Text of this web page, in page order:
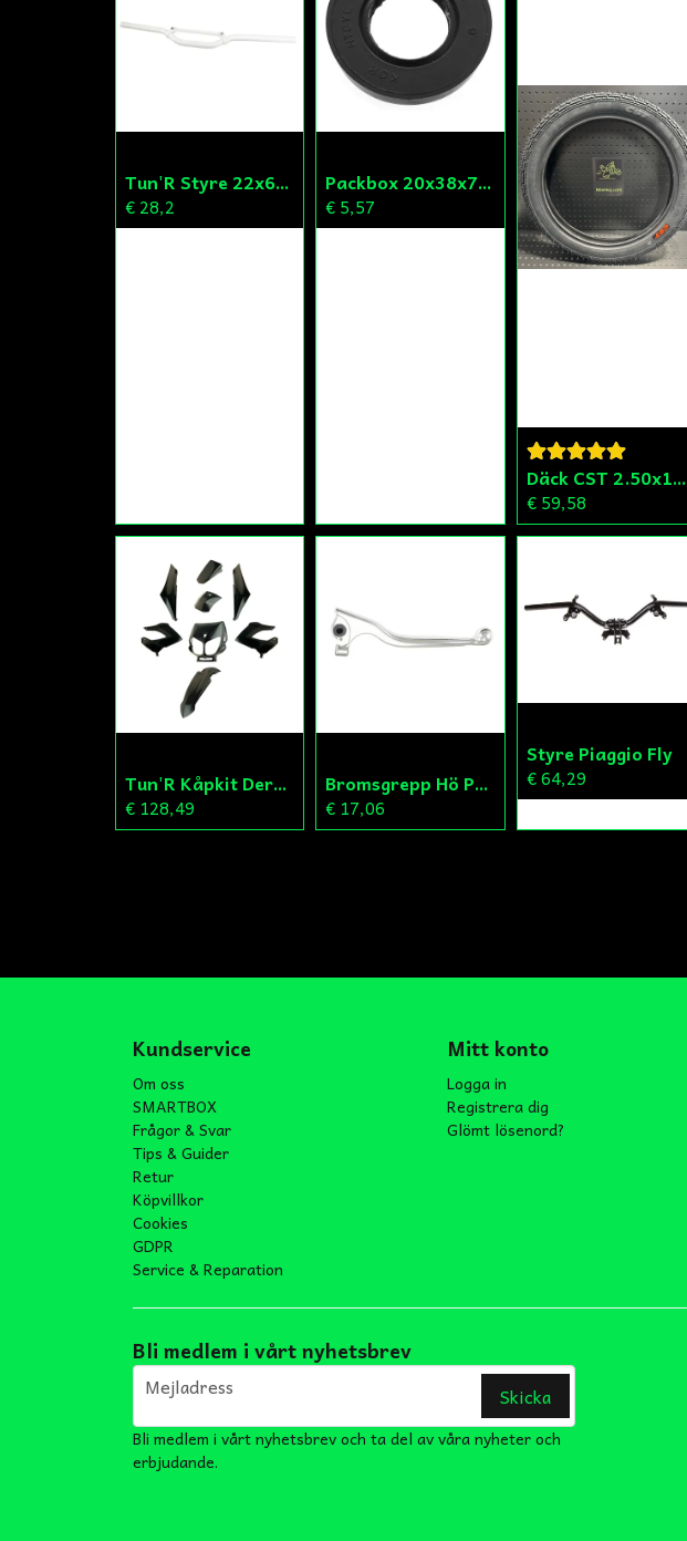
Tun'R Styre 22x630mm Vit
€ 28,2
Packbox 20x38x7 Vevparti Derbi (original)
€ 5,57
Däck CST 2.50x15 (20x250) Compact/Scoper/Mamba/Flakmoped
€ 59,58
Tun'R Kåpkit Derbi Senda
€ 128,49
Bromsgrepp Hö Peugeot Ludix/Speedfight/Vivacity
€ 17,06
Styre Piaggio Fly
€ 64,29
Kundservice
Om oss
SMARTBOX
Frågor & Svar
Tips & Guider
Retur
Köpvillkor
Cookies
GDPR
Service & Reparation
Mitt konto
Logga in
Registrera dig
Glömt lösenord?
Bli medlem i vårt nyhetsbrev
email
Mejladress Skicka
Bli medlem i vårt nyhetsbrev och ta del av våra nyheter och
erbjudande.